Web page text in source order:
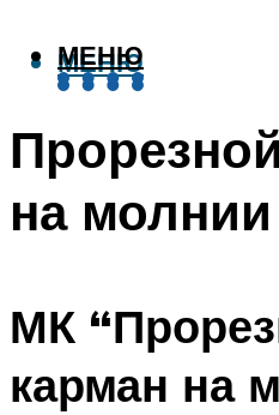
МЕНЮ
МЕНЮ
на молнии
МК
карман на